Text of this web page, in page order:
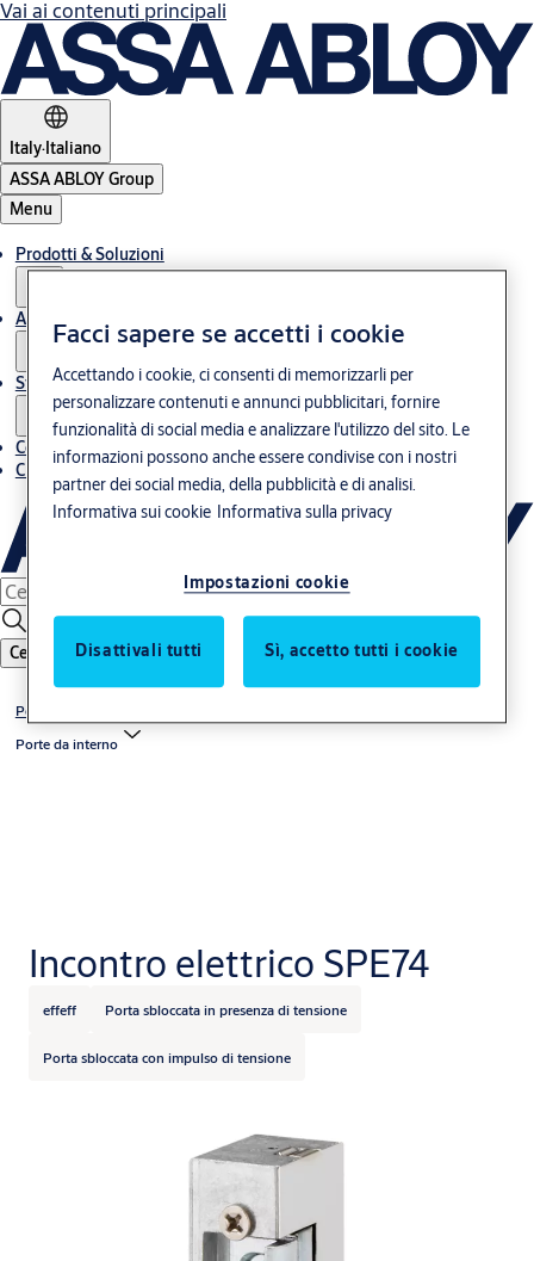
Vai ai contenuti principali
Italy·Italiano
ASSA ABLOY Group
Menu
Prodotti & Soluzioni
Assistenza post-vendita
Storie
Contatti
Chi siamo
Cerca
Porte a battente e cancelli
Porte da interno
Incontro elettrico SPE74
effeff Porta sbloccata in presenza di tensione
Porta sbloccata con impulso di tensione
Facci sapere se accetti i cookie
Accettando i cookie, ci consenti di memorizzarli per
personalizzare contenuti e annunci pubblicitari, fornire
funzionalità di social media e analizzare l'utilizzo del sito. Le
informazioni possono anche essere condivise con i nostri
partner dei social media, della pubblicità e di analisi.
Informativa sui cookie Informativa sulla privacy
Impostazioni cookie
Disattivali tutti Sì, accetto tutti i cookie